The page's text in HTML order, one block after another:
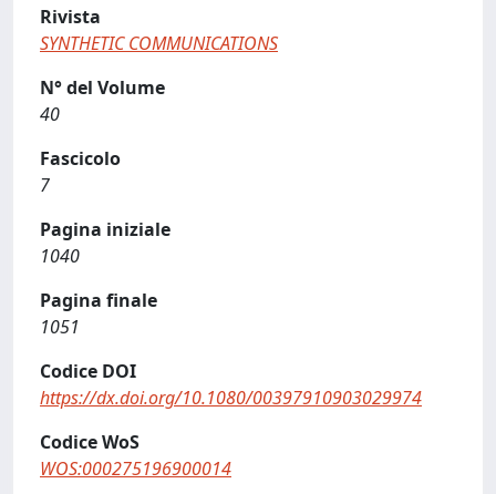
Rivista
SYNTHETIC COMMUNICATIONS
N° del Volume
40
Fascicolo
7
Pagina iniziale
1040
Pagina finale
1051
Codice DOI
https://dx.doi.org/10.1080/00397910903029974
Codice WoS
WOS:000275196900014